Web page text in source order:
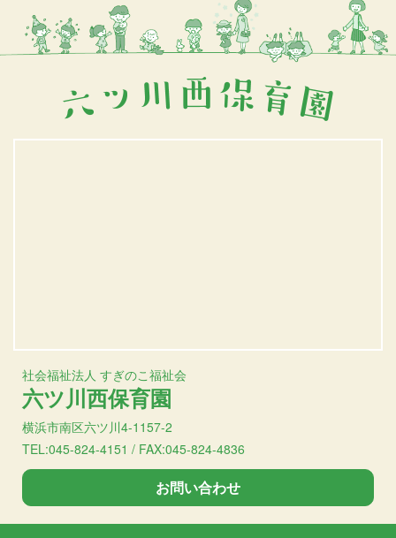
社会福祉法人 すぎのこ福祉会
六ツ川西保育園
横浜市南区六ツ川4-1157-2
TEL:045-824-4151 / FAX:045-824-4836
お問い合わせ